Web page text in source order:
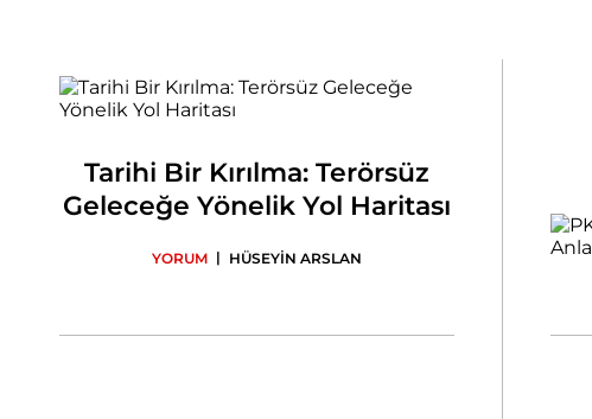
Tarihi Bir Kırılma: Terörsüz
Geleceğe Yönelik Yol Haritası
YORUM | HÜSEYİN ARSLAN